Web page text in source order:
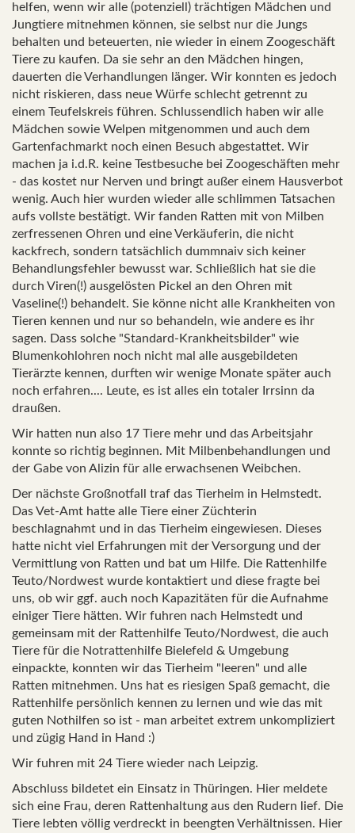
helfen, wenn wir alle (potenziell) trächtigen Mädchen und
Jungtiere mitnehmen können, sie selbst nur die Jungs
behalten und beteuerten, nie wieder in einem Zoogeschäft
Tiere zu kaufen. Da sie sehr an den Mädchen hingen,
dauerten die Verhandlungen länger. Wir konnten es jedoch
nicht riskieren, dass neue Würfe schlecht getrennt zu
einem Teufelskreis führen. Schlussendlich haben wir alle
Mädchen sowie Welpen mitgenommen und auch dem
Gartenfachmarkt noch einen Besuch abgestattet. Wir
machen ja i.d.R. keine Testbesuche bei Zoogeschäften mehr
- das kostet nur Nerven und bringt außer einem Hausverbot
wenig. Auch hier wurden wieder alle schlimmen Tatsachen
aufs vollste bestätigt. Wir fanden Ratten mit von Milben
zerfressenen Ohren und eine Verkäuferin, die nicht
kackfrech, sondern tatsächlich dummnaiv sich keiner
Behandlungsfehler bewusst war. Schließlich hat sie die
durch Viren(!) ausgelösten Pickel an den Ohren mit
Vaseline(!) behandelt. Sie könne nicht alle Krankheiten von
Tieren kennen und nur so behandeln, wie andere es ihr
sagen. Dass solche "Standard-Krankheitsbilder" wie
Blumenkohlohren noch nicht mal alle ausgebildeten
Tierärzte kennen, durften wir wenige Monate später auch
noch erfahren.... Leute, es ist alles ein totaler Irrsinn da
draußen.
Wir hatten nun also 17 Tiere mehr und das Arbeitsjahr
konnte so richtig beginnen. Mit Milbenbehandlungen und
der Gabe von Alizin für alle erwachsenen Weibchen.
Der nächste Großnotfall traf das Tierheim in Helmstedt.
Das Vet-Amt hatte alle Tiere einer Züchterin
beschlagnahmt und in das Tierheim eingewiesen. Dieses
hatte nicht viel Erfahrungen mit der Versorgung und der
Vermittlung von Ratten und bat um Hilfe. Die Rattenhilfe
Teuto/Nordwest wurde kontaktiert und diese fragte bei
uns, ob wir ggf. auch noch Kapazitäten für die Aufnahme
einiger Tiere hätten. Wir fuhren nach Helmstedt und
gemeinsam mit der Rattenhilfe Teuto/Nordwest, die auch
Tiere für die Notrattenhilfe Bielefeld & Umgebung
einpackte, konnten wir das Tierheim "leeren" und alle
Ratten mitnehmen. Uns hat es riesigen Spaß gemacht, die
Rattenhilfe persönlich kennen zu lernen und wie das mit
guten Nothilfen so ist - man arbeitet extrem unkompliziert
und zügig Hand in Hand :)
Wir fuhren mit 24 Tiere wieder nach Leipzig.
Abschluss bildetet ein Einsatz in Thüringen. Hier meldete
sich eine Frau, deren Rattenhaltung aus den Rudern lief. Die
Tiere lebten völlig verdreckt in beengten Verhältnissen. Hier